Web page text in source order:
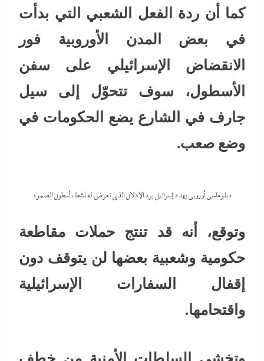
كما أن ردة الفعل الشعبي التي بدأت
في بعض المدن الأوروبية فور
الانقضاض الإسرائيلي على سفن
الأسطول، سوف تتحوّل إلى سيل
جارف في الشارع يضع الحكومات في
وضع صعب.
دبلوماسي أوروبي يهدد إسرائيل برد الإذلال الذي تعرض له نشطاء أسطول الصمود
وتوقع، أنه قد تنتج حملات مقاطعة
حكومية وشعبية بعضها لن يتوقف دون
إقفال السفارات الإسرائيلية
واقتحامها.